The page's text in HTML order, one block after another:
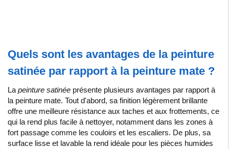
Quels sont les avantages de la peinture
satinée par rapport à la peinture mate ?
La peinture satinée présente plusieurs avantages par rapport à
la peinture mate. Tout d'abord, sa finition légèrement brillante
offre une meilleure résistance aux taches et aux frottements, ce
qui la rend plus facile à nettoyer, notamment dans les zones à
fort passage comme les couloirs et les escaliers. De plus, sa
surface lisse et lavable la rend idéale pour les pièces humides